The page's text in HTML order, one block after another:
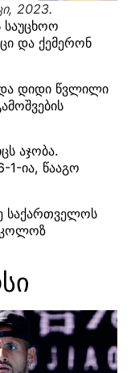
, 2023.
საუცხოო
და ქემერონ
დიდი წვლილი
აჯობა.
1-ია, წააგო
საქართველოს